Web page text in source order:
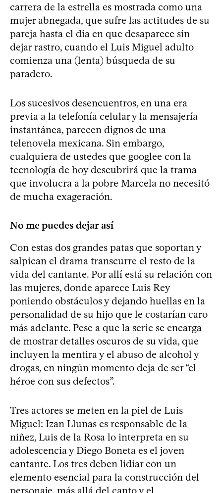
carrera de la estrella es mostrada como una
mujer abnegada, que sufre las actitudes de su
pareja hasta el día en que desaparece sin
dejar rastro, cuando el Luis Miguel adulto
comienza una (lenta) búsqueda de su
paradero.
Los sucesivos desencuentros, en una era
previa a la telefonía celular y la mensajería
instantánea, parecen dignos de una
telenovela mexicana. Sin embargo,
cualquiera de ustedes que googlee con la
tecnología de hoy descubrirá que la trama
que involucra a la pobre Marcela no necesitó
de mucha exageración.
No me puedes dejar así
Con estas dos grandes patas que soportan y
salpican el drama transcurre el resto de la
vida del cantante. Por allí está su relación con
las mujeres, donde aparece Luis Rey
poniendo obstáculos y dejando huellas en la
personalidad de su hijo que le costarían caro
más adelante. Pese a que la serie se encarga
de mostrar detalles oscuros de su vida, que
incluyen la mentira y el abuso de alcohol y
drogas, en ningún momento deja de ser “el
héroe con sus defectos”.
Tres actores se meten en la piel de Luis
Miguel: Izan Llunas es responsable de la
niñez, Luis de la Rosa lo interpreta en su
adolescencia y Diego Boneta es el joven
cantante. Los tres deben lidiar con un
elemento esencial para la construcción del
personaje, más allá del canto y el